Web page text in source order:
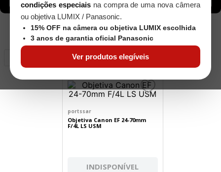
condições especiaisna compra de uma nova câmera
ou objetiva LUMIX / Panasonic.
15% OFF na câmera ou objetiva LUMIX escolhida
3 anos de garantia oficial Panasonic
Ver produtos elegíveis
portssar
Objetiva Canon EF 24-70mm
F/4L LS USM
INDISPONÍVEL